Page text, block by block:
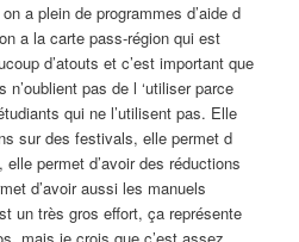
a plein de programmes d’aide d
a la carte pass-région qui est
d’atouts et c’est important que
n’oublient pas de l ‘utiliser parce
qui ne l’utilisent pas. Elle
sur des festivals, elle permet d
permet d’avoir des réductions
d’avoir aussi les manuels
un très gros effort, ça représente